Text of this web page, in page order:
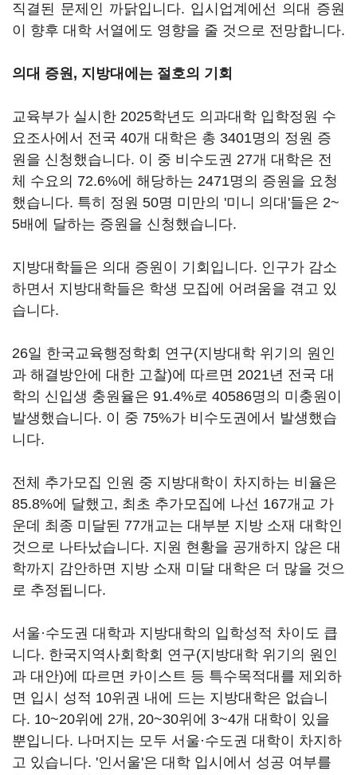
직결된 문제인 까닭입니다. 입시업계에선 의대 증원
이 향후 대학 서열에도 영향을 줄 것으로 전망합니다.
의대 증원, 지방대에는 절호의 기회
교육부가 실시한 2025학년도 의과대학 입학정원 수
요조사에서 전국 40개 대학은 총 3401명의 정원 증
원을 신청했습니다. 이 중 비수도권 27개 대학은 전
체 수요의 72.6%에 해당하는 2471명의 증원을 요청
했습니다. 특히 정원 50명 미만의 '미니 의대'들은 2~
5배에 달하는 증원을 신청했습니다.
지방대학들은 의대 증원이 기회입니다. 인구가 감소
하면서 지방대학들은 학생 모집에 어려움을 겪고 있
습니다.
26일 한국교육행정학회 연구(지방대학 위기의 원인
과 해결방안에 대한 고찰)에 따르면 2021년 전국 대
학의 신입생 충원율은 91.4%로 40586명의 미충원이
발생했습니다. 이 중 75%가 비수도권에서 발생했습
니다.
전체 추가모집 인원 중 지방대학이 차지하는 비율은
85.8%에 달했고, 최초 추가모집에 나선 167개교 가
운데 최종 미달된 77개교는 대부분 지방 소재 대학인
것으로 나타났습니다. 지원 현황을 공개하지 않은 대
학까지 감안하면 지방 소재 미달 대학은 더 많을 것으
로 추정됩니다.
서울·수도권 대학과 지방대학의 입학성적 차이도 큽
니다. 한국지역사회학회 연구(지방대학 위기의 원인
과 대안)에 따르면 카이스트 등 특수목적대를 제외하
면 입시 성적 10위권 내에 드는 지방대학은 없습니
다. 10~20위에 2개, 20~30위에 3~4개 대학이 있을
뿐입니다. 나머지는 모두 서울·수도권 대학이 차지하
고 있습니다. '인서울'은 대학 입시에서 성공 여부를